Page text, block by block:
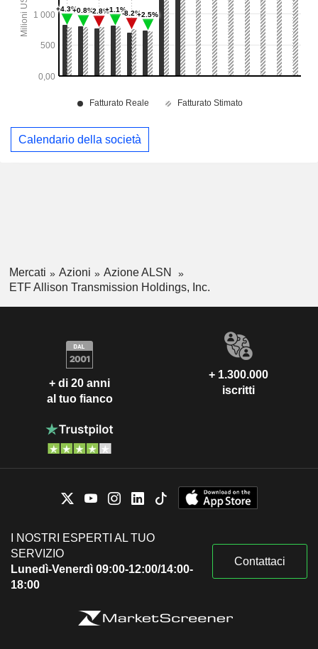
Calendario della società
Mercati Azioni
Azione ALSN
ETF Allison Transmission Holdings, Inc.
+ di 20 anni
al tuo fianco
+ 1.300.000
iscritti
I NOSTRI ESPERTI AL TUO
SERVIZIO
Lunedì-Venerdì 09:00-12:00/14:00-
18:00
Contattaci